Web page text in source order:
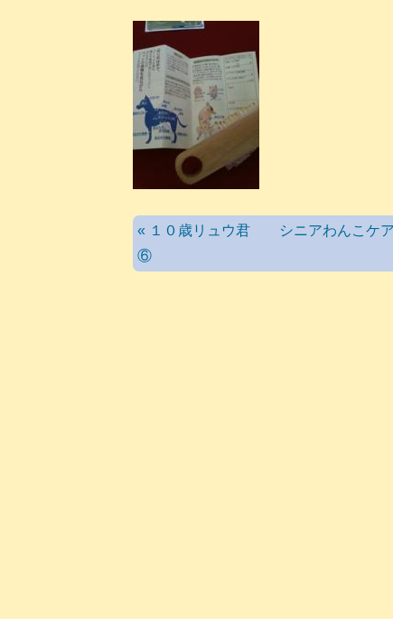
« １０歳リュウ君 シニアわんこケ
⑥